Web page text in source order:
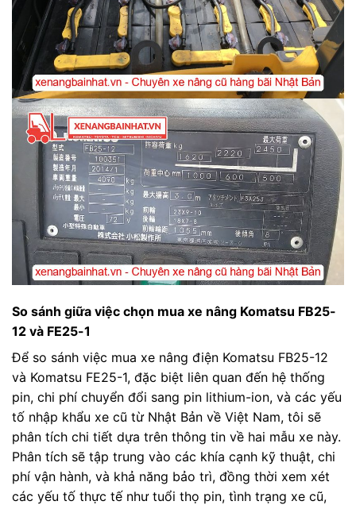
So sánh giữa việc chọn mua xe nâng Komatsu FB25-
12 và FE25-1
Để so sánh việc mua xe nâng điện Komatsu FB25-12
và Komatsu FE25-1, đặc biệt liên quan đến hệ thống
pin, chi phí chuyển đổi sang pin lithium-ion, và các yếu
tố nhập khẩu xe cũ từ Nhật Bản về Việt Nam, tôi sẽ
phân tích chi tiết dựa trên thông tin về hai mẫu xe này.
Phân tích sẽ tập trung vào các khía cạnh kỹ thuật, chi
phí vận hành, và khả năng bảo trì, đồng thời xem xét
các yếu tố thực tế như tuổi thọ pin, tình trạng xe cũ,